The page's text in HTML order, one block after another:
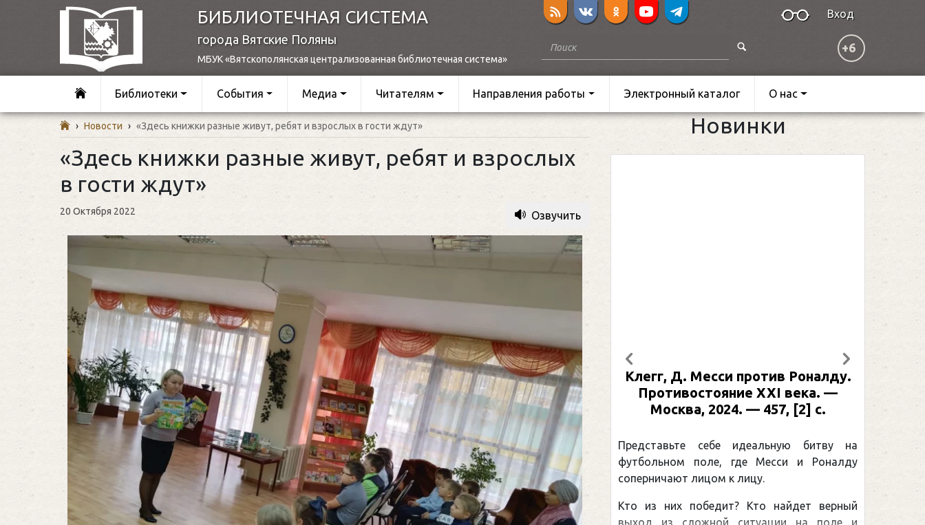
БИБЛИОТЕЧНАЯ СИСТЕМА
города Вятские Поляны
МБУК «Вятскополянская централизованная библиотечная система»
Вход
+6
Библиотеки События Медиа Читателям Направления работы Электронный каталог О нас
› Новости › «Здесь книжки разные живут, ребят и взрослых в гости ждут»
«Здесь книжки разные живут, ребят и взрослых
в гости ждут»
20 Октября 2022 Озвучить
Новинки
Клегг, Д. Месси против Роналду.
Противостояние XXI века. —
Москва, 2024. — 457, [2] с.
Представьте себе идеальную битву на
футбольном поле, где Месси и Роналду
соперничают лицом к лицу.
Кто из них победит? Кто найдет верный
выход из сложной ситуации на поле и
Рабинер, И. Я. Александр Овечкин
: иллюстрированная биография. —
Москва, 2024 (макет 2025). — 133,
Спорт)
принадлежит великому канадцу Уэйну
Гретцки, — едва ли не самая обсуждаемая
Предыдущий Следующий